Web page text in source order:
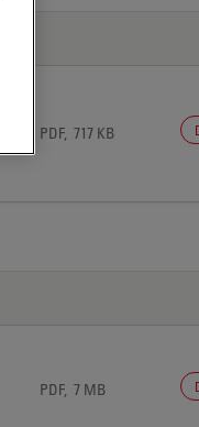
PDF, 717 KB
PDF, 7 MB